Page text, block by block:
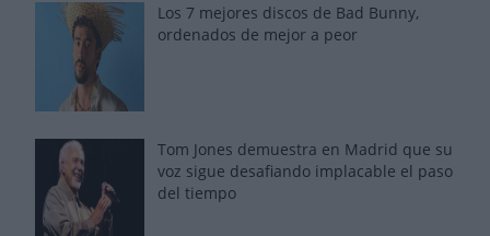
Los 7 mejores discos de Bad Bunny,
ordenados de mejor a peor
Tom Jones demuestra en Madrid que su
voz sigue desafiando implacable el paso
del tiempo